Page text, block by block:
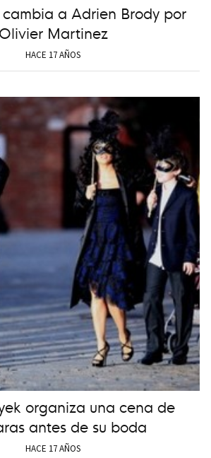
cambia a Adrien Brody por
Olivier Martinez
HACE 17 AÑOS
organiza una cena de
antes de su boda
HACE 17 AÑOS